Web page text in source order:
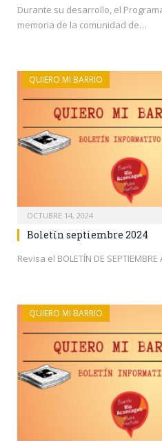
Durante su desarrollo, el
memoria de la comunidad de…
QUIERO MI BARRIO
OCTUBRE 14, 2024
Boletín septiembre 2024
Revisa el BOLETÍN DE SEPTIEMBRE
QUIERO MI BARRIO